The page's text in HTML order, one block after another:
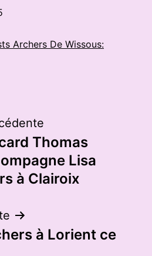
Archers De Wissous:
Thomas
Lisa
à Clairoix
à Lorient ce